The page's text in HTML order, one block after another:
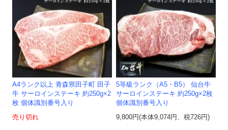
A4ランク以上 青森県田子町 田子
牛 サーロインステーキ 約250g×2
枚 個体識別番号入り
売り切れ
5等級ランク（A5・B5） 仙台牛
サーロインステーキ 約250g×2枚
個体識別番号入り
9,800円(本体9,074円、税726円)